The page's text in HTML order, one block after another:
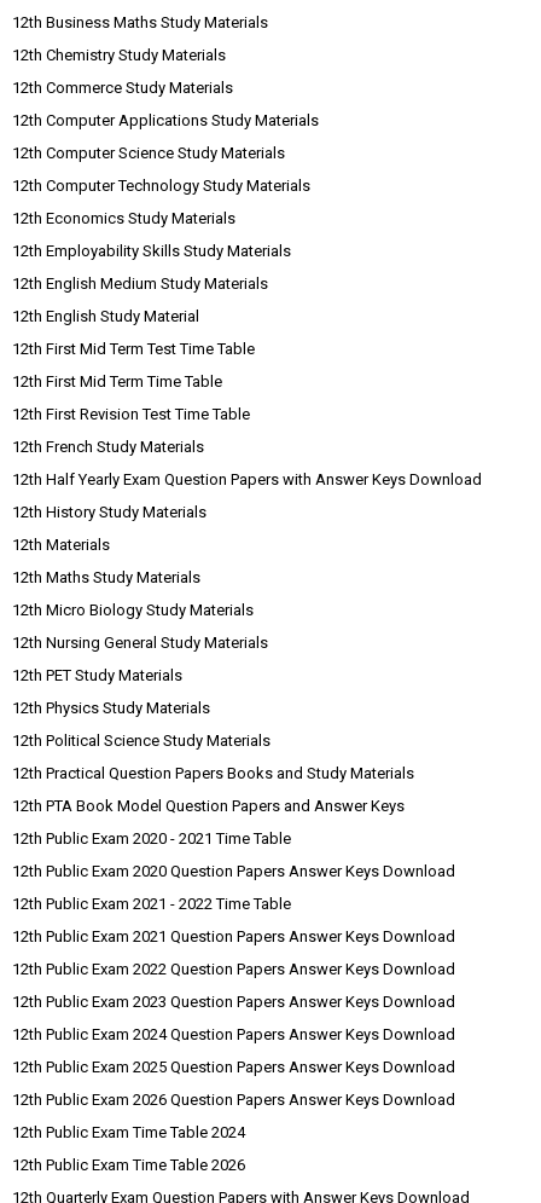
12th Business Maths Study Materials
12th Chemistry Study Materials
12th Commerce Study Materials
12th Computer Applications Study Materials
12th Computer Science Study Materials
12th Computer Technology Study Materials
12th Economics Study Materials
12th Employability Skills Study Materials
12th English Medium Study Materials
12th English Study Material
12th First Mid Term Test Time Table
12th First Mid Term Time Table
12th First Revision Test Time Table
12th French Study Materials
12th Half Yearly Exam Question Papers with Answer Keys Download
12th History Study Materials
12th Materials
12th Maths Study Materials
12th Micro Biology Study Materials
12th Nursing General Study Materials
12th PET Study Materials
12th Physics Study Materials
12th Political Science Study Materials
12th Practical Question Papers Books and Study Materials
12th PTA Book Model Question Papers and Answer Keys
12th Public Exam 2020 - 2021 Time Table
12th Public Exam 2020 Question Papers Answer Keys Download
12th Public Exam 2021 - 2022 Time Table
12th Public Exam 2021 Question Papers Answer Keys Download
12th Public Exam 2022 Question Papers Answer Keys Download
12th Public Exam 2023 Question Papers Answer Keys Download
12th Public Exam 2024 Question Papers Answer Keys Download
12th Public Exam 2025 Question Papers Answer Keys Download
12th Public Exam 2026 Question Papers Answer Keys Download
12th Public Exam Time Table 2024
12th Public Exam Time Table 2026
12th Quarterly Exam Question Papers with Answer Keys Download